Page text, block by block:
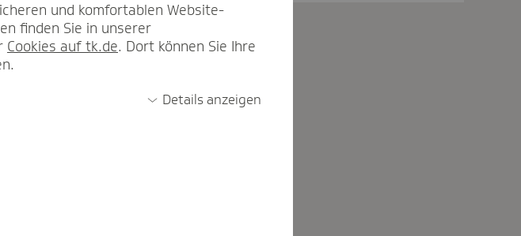
und komfortablen Website-
finden Sie in unserer
Cookies auf tk.de. Dort können Sie Ihre
Details anzeigen